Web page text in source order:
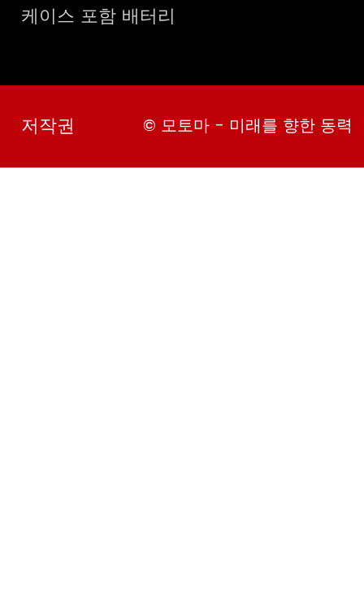
케이스 포함 배터리
저작권 © 모토마 - 미래를 향한 동력